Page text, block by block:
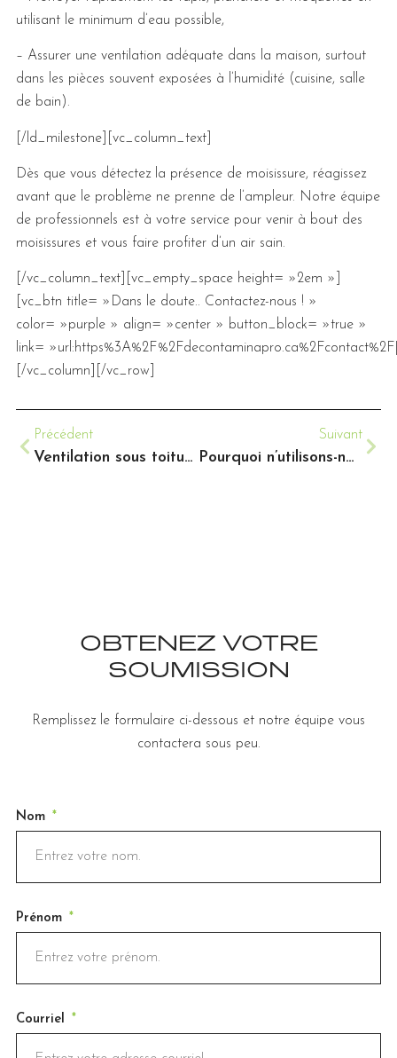
utilisant le minimum d’eau possible,
– Assurer une ventilation adéquate dans la maison, surtout
dans les pièces souvent exposées à l’humidité (cuisine, salle
de bain).
[/ld_milestone][vc_column_text]
Dès que vous détectez la présence de moisissure, réagissez
avant que le problème ne prenne de l’ampleur. Notre équipe
de professionnels est à votre service pour venir à bout des
moisissures et vous faire profiter d’un air sain.
[/vc_column_text][vc_empty_space height= »2em »]
[vc_btn title= »Dans le doute.. Contactez-nous ! »
color= »purple » align= »center » button_block= »true »
link=
[/vc_column][/vc_row]
Précédent
Ventilation sous toiture : ce qu’il faut savoir
Suivant
Pourquoi n’utilisons-nous plus d’amiante ?
OBTENEZ VOTRE
SOUMISSION
Remplissez le formulaire ci-dessous et notre équipe vous
contactera sous peu.
Nom
Prénom
Courriel